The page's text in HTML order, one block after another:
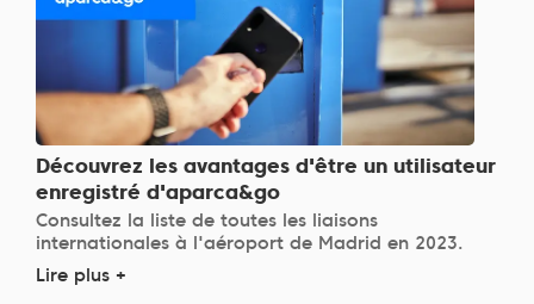
Découvrez les avantages d'être un utilisateur
enregistré d'aparca&go
Consultez la liste de toutes les liaisons
internationales à l'aéroport de Madrid en 2023.
Lire plus +